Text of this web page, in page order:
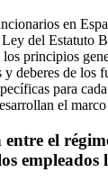
en
del Estatuto
principios
y deberes de los
para
el
entre el
empleados